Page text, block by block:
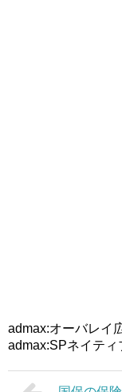
admax:オーバレイ
admax:SPネイティ